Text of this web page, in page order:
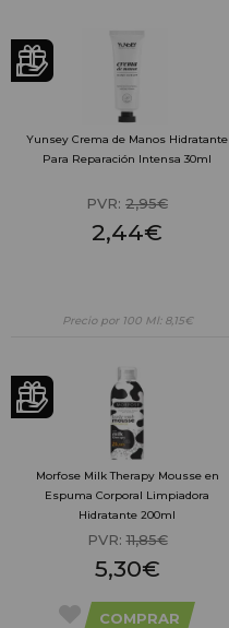
Yunsey Crema de Manos Hidratante
Para Reparación Intensa 30ml
PVR: 2,95€
2,44€
Precio por 100 Ml: 8,15€
Morfose Milk Therapy Mousse en
Espuma Corporal Limpiadora
Hidratante 200ml
PVR:11,85€
5,30€
COMPRAR